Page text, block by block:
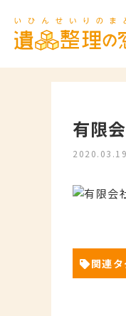
有限
2020.03.19
関連タ